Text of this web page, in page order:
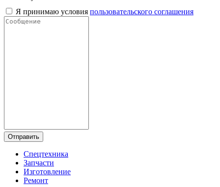
Я принимаю условия пользовательского соглашения
Отправить
Спецтехника
Запчасти
Изготовление
Ремонт